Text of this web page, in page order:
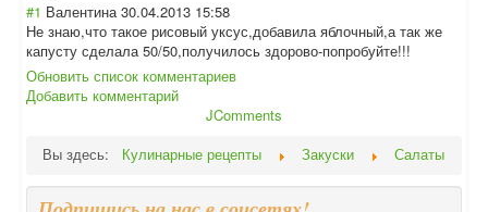
#1 Валентина 30.04.2013 15:58
Не знаю,что такое рисовый уксус,добавила яблочный,а так же
капусту сделала 50/50,получилось здорово-попробуйте!!!
Обновить список комментариев
Добавить комментарий
JComments
Вы здесь:
Кулинарные рецепты Закуски Салаты